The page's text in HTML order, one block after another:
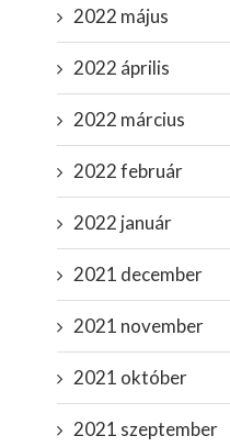
2022 május
2022 április
2022 március
2022 február
2022 január
2021 december
2021 november
2021 október
2021 szeptember